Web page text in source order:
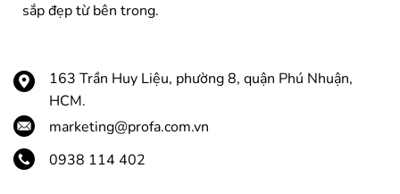
sắp đẹp từ bên trong.
163 Trần Huy Liệu, phường 8, quận Phú Nhuận,
HCM.
marketing@profa.com.vn
0938 114 402